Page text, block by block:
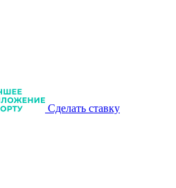
Сделать ставку